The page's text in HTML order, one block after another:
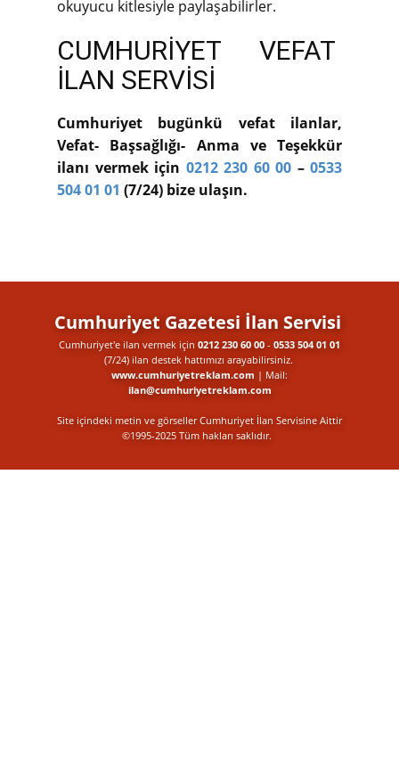
okuyucu kitlesiyle paylaşabilirler.
CUMHURİYET VEFAT
İLAN SERVİSİ
Cumhuriyet bugünkü vefat ilanlar,
Vefat- Başsağlığı- Anma ve Teşekkür
ilanı vermek için 0212 230 60 00 – 0533
504 01 01 (7/24) bize ulaşın.
Cumhuriyet Gazetesi İlan Servisi
Cumhuriyet'e ilan vermek için 0212 230 60 00 - 0533 504 01 01
(7/24) ilan destek​ hattımızı arayabilirsiniz.
www.cumhuriyetreklam.com | Mail:
ilan@cumhuriyetreklam.com
Site içindeki metin ve görseller Cumhuriyet İlan Servisine Aittir
©1995-2025 Tüm hakları saklıdır.